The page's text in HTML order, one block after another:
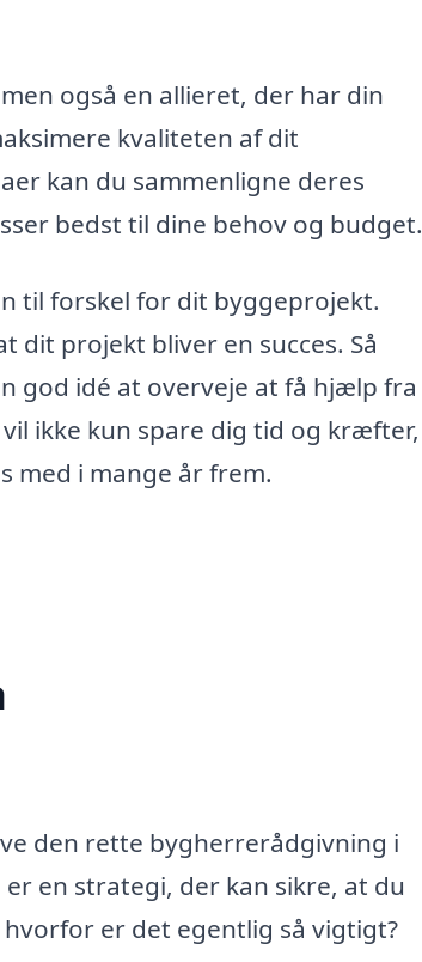
også en allieret, der har din
kvaliteten af dit
kan du sammenligne deres
bedst til dine behov og budget.
til forskel for dit byggeprojekt.
dit projekt bliver en succes. Så
god idé at overveje at få hjælp fra
ikke kun spare dig tid og kræfter,
med i mange år frem.
den rette bygherrerådgivning i
en strategi, der kan sikre, at du
er det egentlig så vigtigt?